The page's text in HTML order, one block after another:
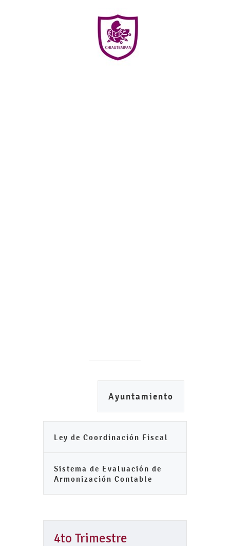
Ayuntamiento
Ley de Coordinación Fiscal
Sistema de Evaluación de
Armonización Contable
4to Trimestre